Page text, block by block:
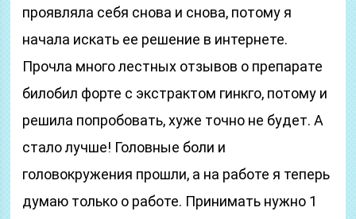
проявляла себя снова и снова, потому я
начала искать ее решение в интернете.
Прочла много лестных отзывов о препарате
билобил форте с экстрактом гинкго, потому и
решила попробовать, хуже точно не будет. А
стало лучше! Головные боли и
головокружения прошли, а на работе я теперь
думаю только о работе. Принимать нужно 1